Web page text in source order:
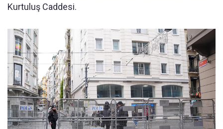
Kurtuluş Caddesi.